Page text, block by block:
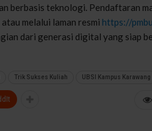
berbasis teknologi. Pendaftaran
melalui laman resmi https://
dari generasi digital yang siap
Trik Sukses Kuliah UBSI Kampus Karawang